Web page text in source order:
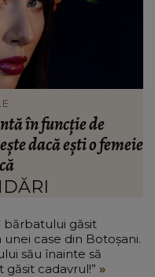
pentru un
ce anume a
cu el: “Am învățat
bărbatului găsit
case din Botoșani.
său înainte să
găsit cadavrul!”